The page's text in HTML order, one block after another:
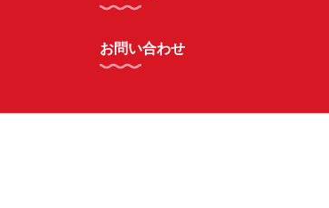
お問い合わせ